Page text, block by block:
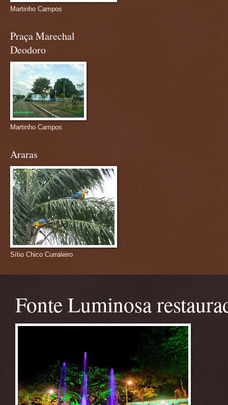
Martinho Campos
Praça Marechal
Deodoro
Martinho Campos
Araras
Sítio Chico Curraleiro
Fonte Luminosa